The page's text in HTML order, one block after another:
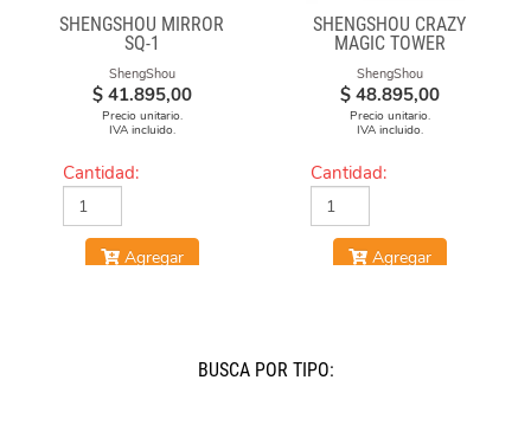
SHENGSHOU MIRROR
SQ-1
ShengShou
$ 41.895,00
Precio unitario.
IVA incluido.
Cantidad:
Agregar
SHENGSHOU CRAZY
MAGIC TOWER
ShengShou
$ 48.895,00
Precio unitario.
IVA incluido.
Cantidad:
Agregar
BUSCÁ POR TIPO: